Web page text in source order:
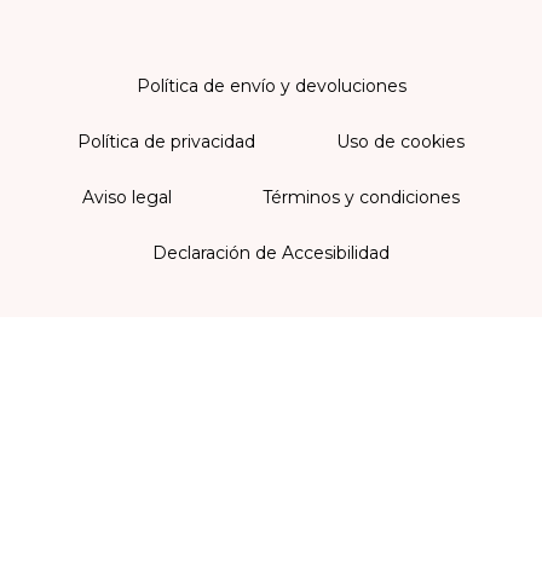
Política de envío y devoluciones
Política de privacidad Uso de cookies
Aviso legal Términos y condiciones
Declaración de Accesibilidad